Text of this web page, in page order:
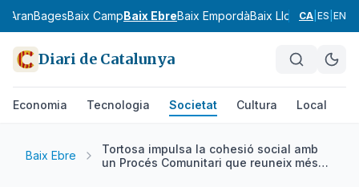
AranBagesBaix CampBaix EbreBaix EmpordàBaix LlobregatBaix
CA ES EN
Diari de Catalunya
Economia Tecnologia Societat Cultura Local
Baix Ebre
Tortosa impulsa la cohesió social amb
un Procés Comunitari que reuneix més